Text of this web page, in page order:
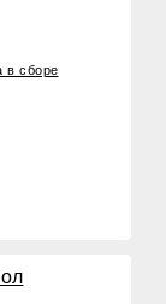
в сборе